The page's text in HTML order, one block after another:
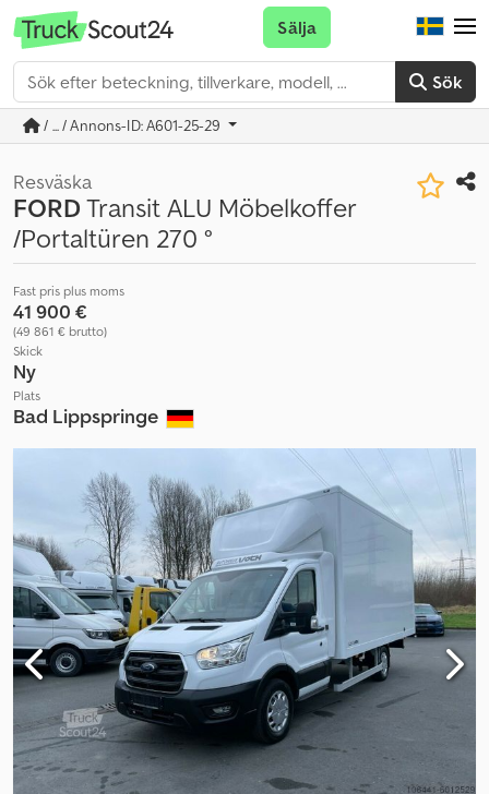
Sök
Sälja
/ ... / Annons-ID: A601-25-29
Resväska
FORDTransit ALU Möbelkoffer
/Portaltüren 270 °
Fast pris plus moms
41 900 €
(49 861 € brutto)
Skick
Ny
Plats
Bad Lippspringe